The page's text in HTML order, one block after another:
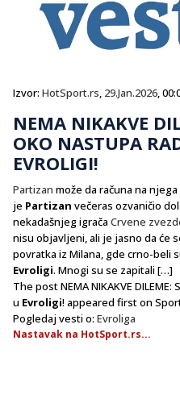
Izvor: HotSport.rs, 29.Jan.2026,
NEMA NIKAKVE
OKO NASTUPA
EVROLIGI!
Partizan može da računa na
je Partizan večeras ozvaničio
nekadašnjeg igrača Crvene
nisu objavljeni, ali je jasno da će
povratka iz Milana, gde crno-beli
Evroligi. Mnogi su se zapitali […]
The post NEMA NIKAKVE
u Evroligi! appeared first on
Pogledaj vesti o: Evroliga
Nastavak na HotSport.rs...